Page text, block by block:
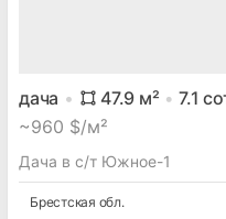
дача 47.9 м² 7.1
~960 $/м²
Дача в с/т Южное-1
Брестская обл.